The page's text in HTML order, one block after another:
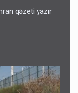
qəzeti yazır